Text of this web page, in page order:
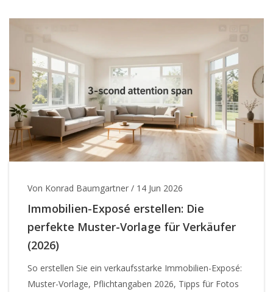
Von Konrad Baumgartner / 14 Jun 2026
Immobilien-Exposé erstellen: Die
perfekte Muster-Vorlage für Verkäufer
(2026)
So erstellen Sie ein verkaufsstarke Immobilien-Exposé:
Muster-Vorlage, Pflichtangaben 2026, Tipps für Fotos